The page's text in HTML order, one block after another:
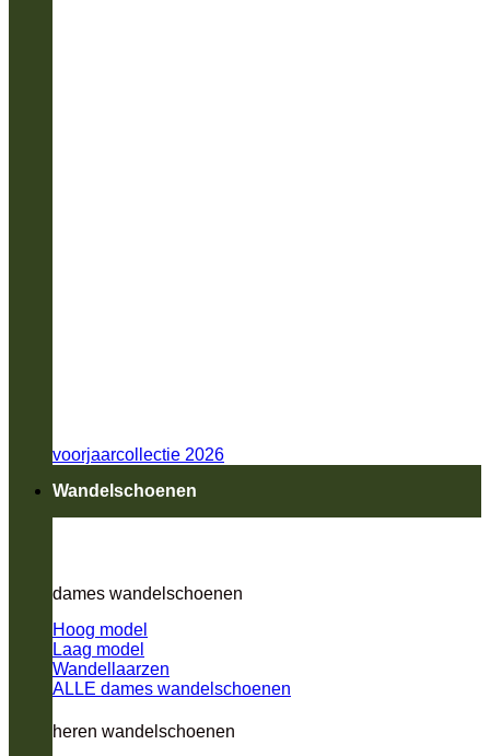
voorjaarcollectie 2026
Wandelschoenen
dames wandelschoenen
Hoog model
Laag model
Wandellaarzen
ALLE dames wandelschoenen
heren wandelschoenen